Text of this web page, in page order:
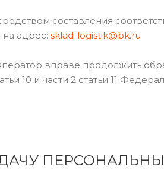
составления
адрес: sklad-logistik@bk.ru
вправе продолжить
10 и части 2 статьи 11